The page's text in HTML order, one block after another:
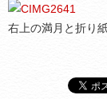
右上の満月と折り